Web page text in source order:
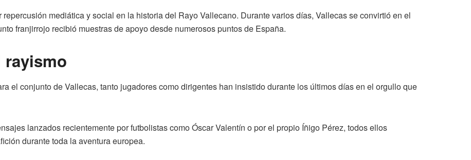
mediática y social en la historia del Rayo Vallecano. Durante varios días, Vallecas se convirtió en el
franjirrojo recibió muestras de apoyo desde numerosos puntos de España.
rayismo
el conjunto de Vallecas, tanto jugadores como dirigentes han insistido durante los últimos días en el orgullo que
lanzados recientemente por futbolistas como Óscar Valentín o por el propio Íñigo Pérez, todos ellos
durante toda la aventura europea.